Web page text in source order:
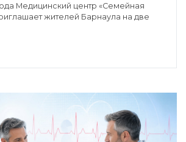
Медицинский центр «Семейная
жителей Барнаула на две